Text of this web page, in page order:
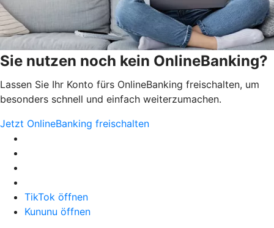
Sie nutzen noch kein OnlineBanking?
Lassen Sie Ihr Konto fürs OnlineBanking freischalten, um
besonders schnell und einfach weiterzumachen.
Jetzt OnlineBanking freischalten
TikTok öffnen
Kununu öffnen